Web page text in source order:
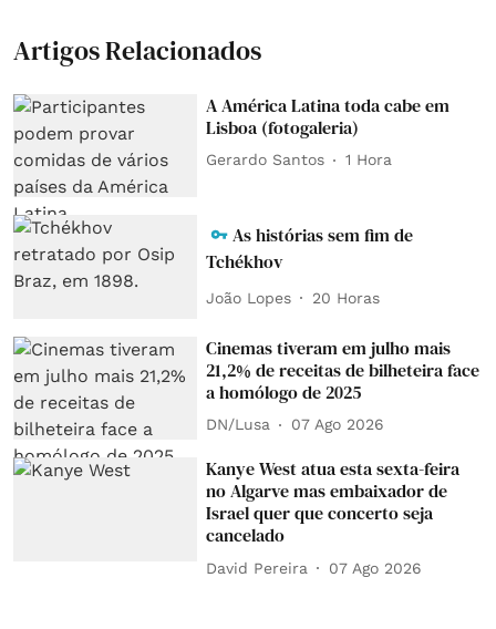
Artigos Relacionados
A América Latina toda cabe em
Lisboa (fotogaleria)
Gerardo Santos 1 Hora
As histórias sem fim de
Tchékhov
João Lopes 20 Horas
Cinemas tiveram em julho mais
21,2% de receitas de bilheteira face
a homólogo de 2025
DN/Lusa 07 Ago 2026
Kanye West atua esta sexta-feira
no Algarve mas embaixador de
Israel quer que concerto seja
cancelado
David Pereira 07 Ago 2026